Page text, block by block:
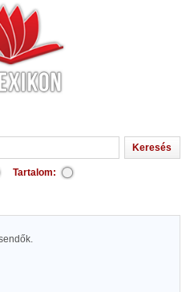
Tartalom: